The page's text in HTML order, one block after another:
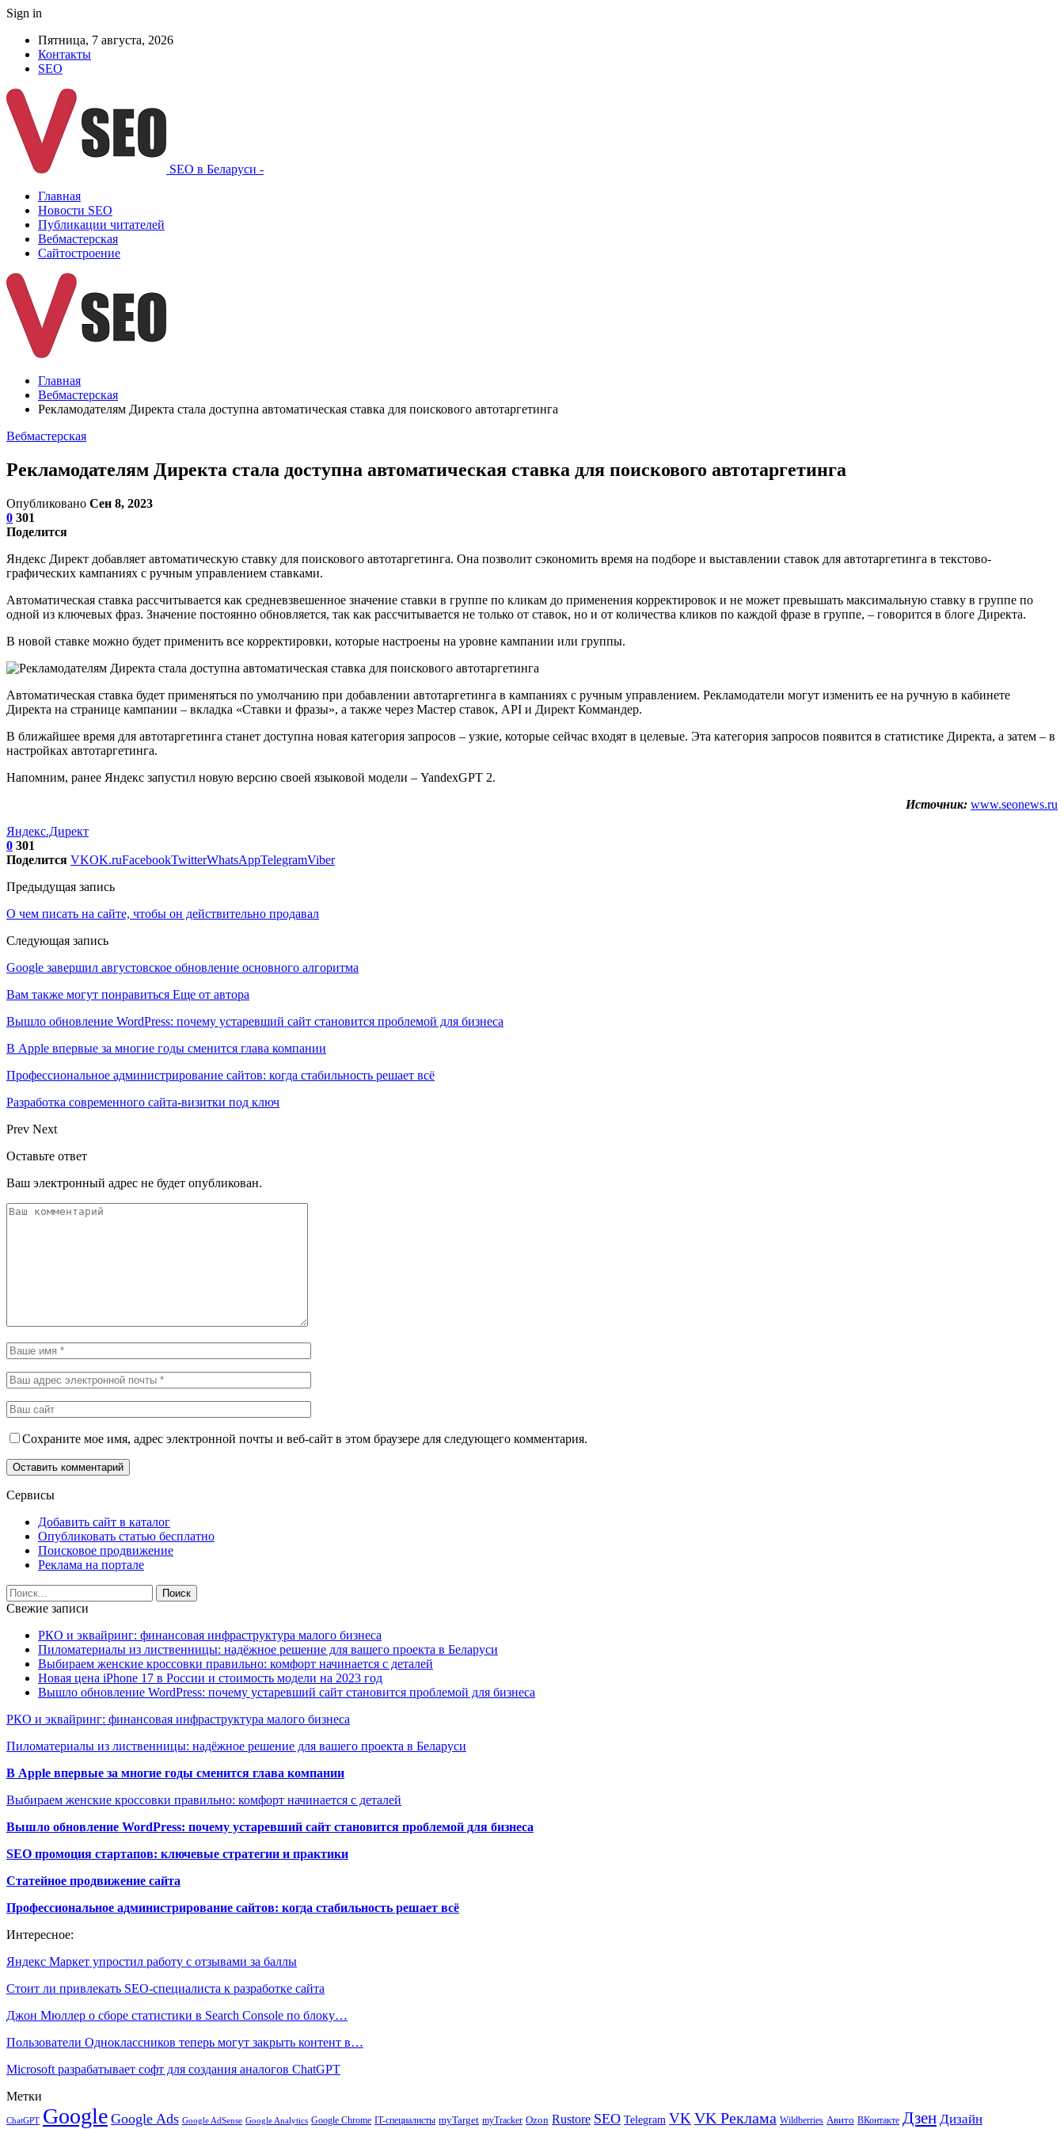
Sign in
Пятница, 7 августа, 2026
Контакты
SEO
SEO в Беларуси -
Главная
Новости SEO
Публикации читателей
Вебмастерская
Сайтостроение
Главная
Вебмастерская
Рекламодателям Директа стала доступна автоматическая ставка для поискового автотаргетинга
Вебмастерская
Рекламодателям Директа стала доступна автоматическая ставка для поискового автотаргетинга
Опубликовано Сен 8, 2023
0 301
Поделится
Яндекс Директ добавляет автоматическую ставку для поискового автотаргетинга. Она позволит сэкономить время на подборе и выставлении ставок для автотаргетинга в текстово-
графических кампаниях с ручным управлением ставками.
Автоматическая ставка рассчитывается как средневзвешенное значение ставки в группе по кликам до применения корректировок и не может превышать максимальную ставку в группе по
одной из ключевых фраз. Значение постоянно обновляется, так как рассчитывается не только от ставок, но и от количества кликов по каждой фразе в группе, – говорится в блоге Директа.
В новой ставке можно будет применить все корректировки, которые настроены на уровне кампании или группы.
Автоматическая ставка будет применяться по умолчанию при добавлении автотаргетинга в кампаниях с ручным управлением. Рекламодатели могут изменить ее на ручную в кабинете
Директа на странице кампании – вкладка «Ставки и фразы», а также через Мастер ставок, API и Директ Коммандер.
В ближайшее время для автотаргетинга станет доступна новая категория запросов – узкие, которые сейчас входят в целевые. Эта категория запросов появится в статистике Директа, а затем – в
настройках автотаргетинга.
Напомним, ранее Яндекс запустил новую версию своей языковой модели – YandexGPT 2.
Источник: www.seonews.ru
Яндекс.Директ
0 301
Поделится VKOK.ruFacebookTwitterWhatsAppTelegramViber
Предыдущая запись
О чем писать на сайте, чтобы он действительно продавал
Следующая запись
Google завершил августовское обновление основного алгоритма
Вам также могут понравиться Еще от автора
Вышло обновление WordPress: почему устаревший сайт становится проблемой для бизнеса
В Apple впервые за многие годы сменится глава компании
Профессиональное администрирование сайтов: когда стабильность решает всё
Разработка современного сайта-визитки под ключ
Prev Next
Оставьте ответ
Ваш электронный адрес не будет опубликован.
Сохраните мое имя, адрес электронной почты и веб-сайт в этом браузере для следующего комментария.
Сервисы
Добавить сайт в каталог
Опубликовать статью бесплатно
Поисковое продвижение
Реклама на портале
Свежие записи
РКО и эквайринг: финансовая инфраструктура малого бизнеса
Пиломатериалы из лиственницы: надёжное решение для вашего проекта в Беларуси
Выбираем женские кроссовки правильно: комфорт начинается с деталей
Новая цена iPhone 17 в России и стоимость модели на 2023 год
Вышло обновление WordPress: почему устаревший сайт становится проблемой для бизнеса
РКО и эквайринг: финансовая инфраструктура малого бизнеса
Пиломатериалы из лиственницы: надёжное решение для вашего проекта в Беларуси
В Apple впервые за многие годы сменится глава компании
Выбираем женские кроссовки правильно: комфорт начинается с деталей
Вышло обновление WordPress: почему устаревший сайт становится проблемой для бизнеса
SEO промоция стартапов: ключевые стратегии и практики
Статейное продвижение сайта
Профессиональное администрирование сайтов: когда стабильность решает всё
Интересное:
Яндекс Маркет упростил работу с отзывами за баллы
Стоит ли привлекать SEO-специалиста к разработке сайта
Джон Мюллер о сборе статистики в Search Console по блоку…
Пользователи Одноклассников теперь могут закрыть контент в…
Microsoft разрабатывает софт для создания аналогов ChatGPT
Метки
ChatGPT Google Google Ads Google AdSense Google Analytics Google Chrome IT-специалисты myTarget myTracker Ozon Rustore SEO Telegram VK VK Реклама Wildberries Авито ВКонтакте Дзен Дизайн